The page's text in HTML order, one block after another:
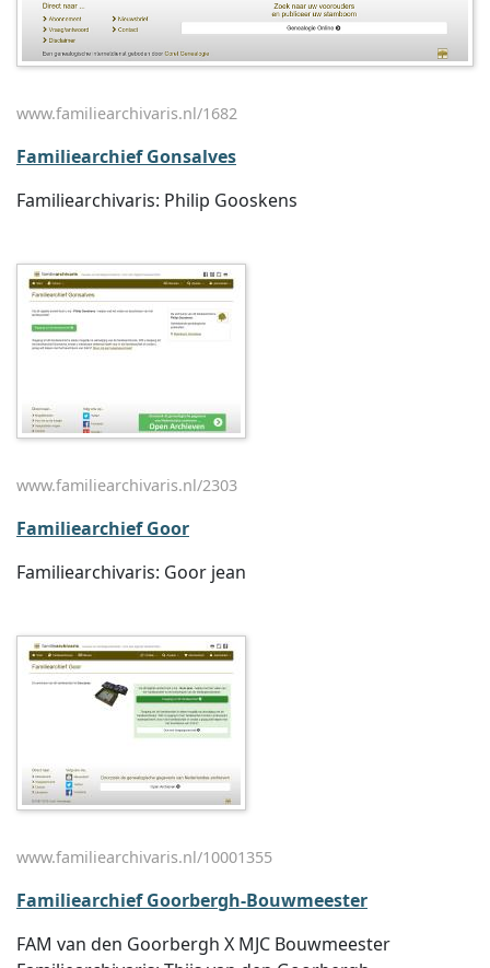
www.familiearchivaris.nl/1682
Familiearchief Gonsalves
Familiearchivaris: Philip Gooskens
www.familiearchivaris.nl/2303
Familiearchief Goor
Familiearchivaris: Goor jean
www.familiearchivaris.nl/10001355
Familiearchief Goorbergh-Bouwmeester
FAM van den Goorbergh X MJC Bouwmeester